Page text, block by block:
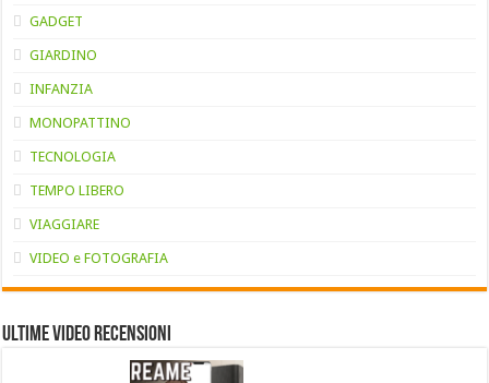
GADGET
GIARDINO
INFANZIA
MONOPATTINO
TECNOLOGIA
TEMPO LIBERO
VIAGGIARE
VIDEO e FOTOGRAFIA
Ultime VIDEO RECENSIONI